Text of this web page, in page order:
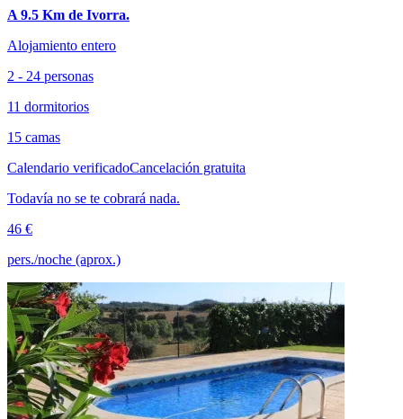
A 9.5 Km de Ivorra.
Alojamiento entero
2 - 24 personas
11 dormitorios
15 camas
Calendario verificadoCancelación gratuita
Todavía no se te cobrará nada.
46 €
pers./noche (aprox.)